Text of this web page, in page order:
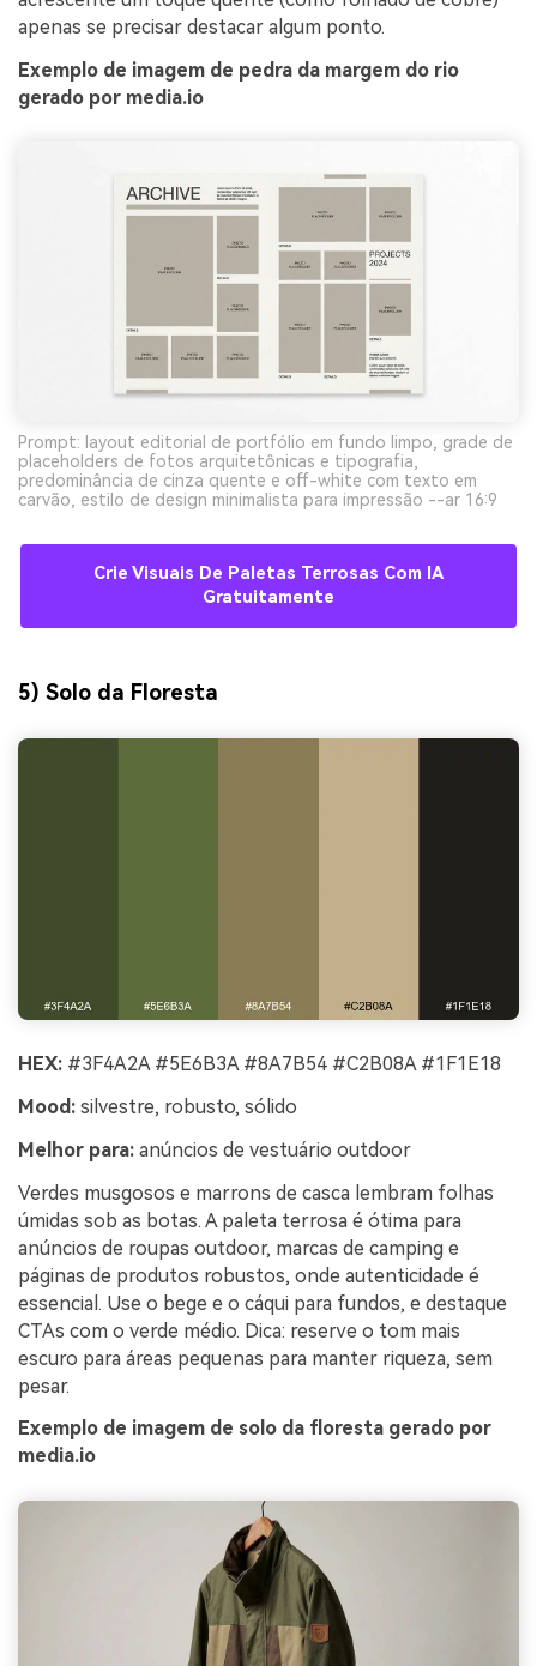
apenas se precisar destacar algum ponto.
Exemplo de imagem de pedra da margem do rio
gerado por media.io
Prompt: layout editorial de portfólio em fundo limpo, grade de
placeholders de fotos arquitetônicas e tipografia,
predominância de cinza quente e off-white com texto em
carvão, estilo de design minimalista para impressão --ar 16:9
Crie Visuais De Paletas Terrosas Com IA
Gratuitamente
5) Solo da Floresta
HEX: #3F4A2A #5E6B3A #8A7B54 #C2B08A #1F1E18
Mood: silvestre, robusto, sólido
Melhor para: anúncios de vestuário outdoor
Verdes musgosos e marrons de casca lembram folhas
úmidas sob as botas. A paleta terrosa é ótima para
anúncios de roupas outdoor, marcas de camping e
páginas de produtos robustos, onde autenticidade é
essencial. Use o bege e o cáqui para fundos, e destaque
CTAs com o verde médio. Dica: reserve o tom mais
escuro para áreas pequenas para manter riqueza, sem
pesar.
Exemplo de imagem de solo da floresta gerado por
media.io